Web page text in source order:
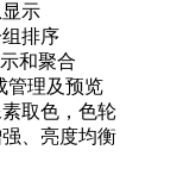
示
排序
和聚合
管理及预览
取色，色轮
、亮度均衡